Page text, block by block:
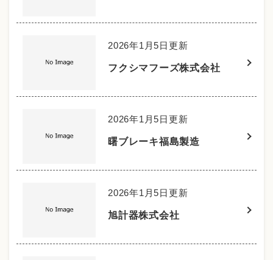
2026年1月5日更新
フクシマフーズ株式会社
2026年1月5日更新
曙ブレーキ福島製造
2026年1月5日更新
旭計器株式会社